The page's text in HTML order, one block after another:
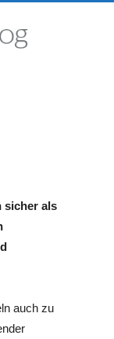
sicher als
auch zu